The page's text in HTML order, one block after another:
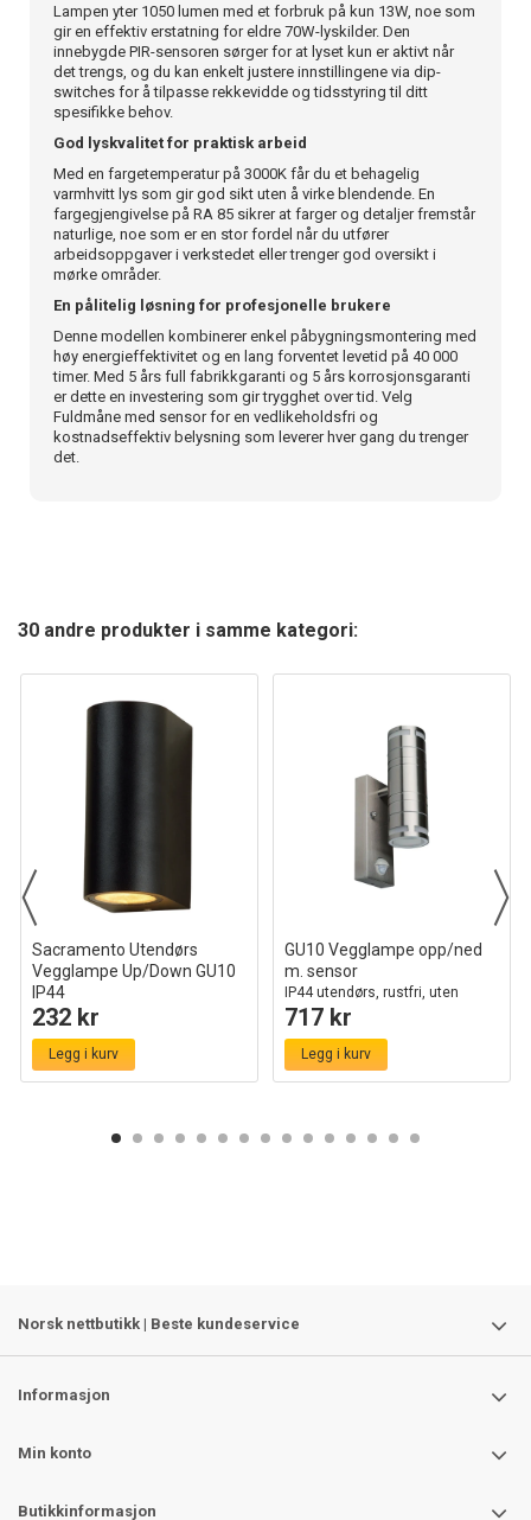
Lampen yter 1050 lumen med et forbruk på kun 13W, noe som
gir en effektiv erstatning for eldre 70W-lyskilder. Den
innebygde PIR-sensoren sørger for at lyset kun er aktivt når
det trengs, og du kan enkelt justere innstillingene via dip-
switches for å tilpasse rekkevidde og tidsstyring til ditt
spesifikke behov.
God lyskvalitet for praktisk arbeid
Med en fargetemperatur på 3000K får du et behagelig
varmhvitt lys som gir god sikt uten å virke blendende. En
fargegjengivelse på RA 85 sikrer at farger og detaljer fremstår
naturlige, noe som er en stor fordel når du utfører
arbeidsoppgaver i verkstedet eller trenger god oversikt i
mørke områder.
En pålitelig løsning for profesjonelle brukere
Denne modellen kombinerer enkel påbygningsmontering med
høy energieffektivitet og en lang forventet levetid på 40 000
timer. Med 5 års full fabrikkgaranti og 5 års korrosjonsgaranti
er dette en investering som gir trygghet over tid. Velg
Fuldmåne med sensor for en vedlikeholdsfri og
kostnadseffektiv belysning som leverer hver gang du trenger
det.
30 andre produkter i samme kategori:
Sacramento Utendørs
Vegglampe Up/Down GU10
IP44
Sort
232 kr
Legg i kurv
GU10 Vegglampe opp/ned
m. sensor
IP44 utendørs, rustfri, uten
lyskilde
717 kr
Legg i kurv
Norsk nettbutikk | Beste kundeservice
Informasjon
Min konto
Butikkinformasjon